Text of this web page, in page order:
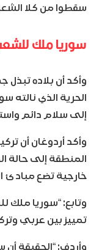
سقطوا من كلا
سوريا ملك
وأكد أن بلاده
إلى سلام دائم
وأكد أردوغان أن
المنطقة إلى حالة
خارجية تضع مبادئ
وتابع: “سوريا ملك
تمييز بين عربي